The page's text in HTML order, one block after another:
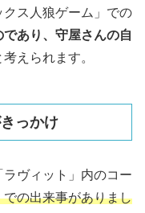
ス人狼ゲーム」での
あり、守屋さんの自
考えられます。
っかけ
ヴィット」内のコー
の出来事がありまし